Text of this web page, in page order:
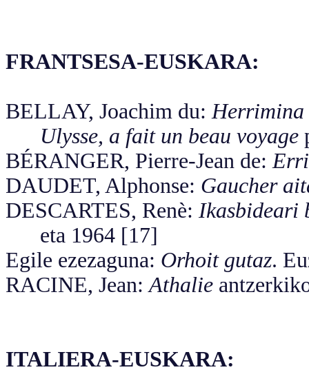
FRANTSESA-EUSKARA:
BELLAY, Joachim du:Herrimina
Ulysse, a fait un beau voyage
BÉRANGER, Pierre-Jean de:
DAUDET, Alphonse: Gaucher
DESCARTES, Renè: Ikasbideari
eta 1964 [17]
Egile ezezaguna: Orhoit gutaz.
RACINE, Jean:Athalie
ITALIERA-EUSKARA: